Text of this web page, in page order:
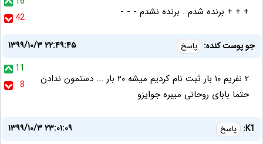
42
+ + + برنده شدم . برنده نشدم - - -
جو پوست کنده: پاسخ
۱۳۹۹/۱۰/۳ ۲۲:۴۹:۴۵
11
8
۲ نفریم ۱۰ بار ثبت نام کردیم میشه ۲۰ بار ... دستمون ندادن
حتما بابای روحانی میبره جوایزو
K1: پاسخ
۱۳۹۹/۱۰/۳ ۲۳:۰۱:۰۹